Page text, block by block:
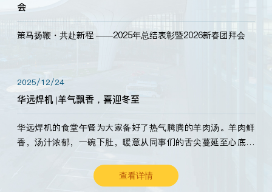
会
策马扬鞭・共赴新程 ——2025年总结表彰暨2026新春团拜会
2025/12/24
华远焊机 |羊气飘香，喜迎冬至
华远焊机的食堂午餐为大家备好了热气腾腾的羊肉汤。羊肉鲜
香，汤汁浓郁，一碗下肚，暖意从同事们的舌尖蔓延至心底。
查看详情